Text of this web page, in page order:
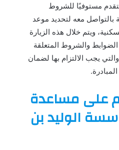
مستوفيًا للشروط
معه لتحديد موعد
ويتم خلال هذه الزيارة
والشروط المتعلقة
يجب الالتزام بها لضمان
على مساعدة
الوليد بن